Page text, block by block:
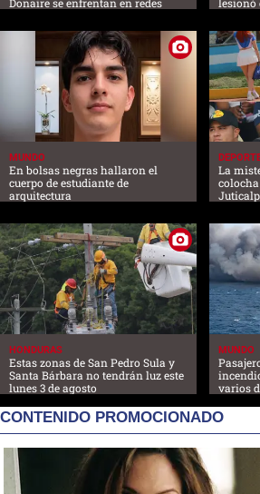
MUNDO
En bolsas negras hallaron el
cuerpo de estudiante de
arquitectura
La
HONDURAS
Estas zonas de San Pedro Sula y
Santa Bárbara no tendrán luz este
lunes 3 de agosto
MUNDO
varios
CONTENIDO PROMOCIONADO